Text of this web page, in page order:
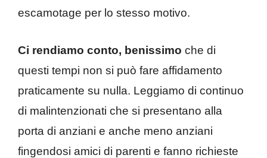
escamotage per lo stesso motivo.
Ci rendiamo conto, benissimo che di
questi tempi non si può fare affidamento
praticamente su nulla. Leggiamo di continuo
di malintenzionati che si presentano alla
porta di anziani e anche meno anziani
fingendosi amici di parenti e fanno richieste